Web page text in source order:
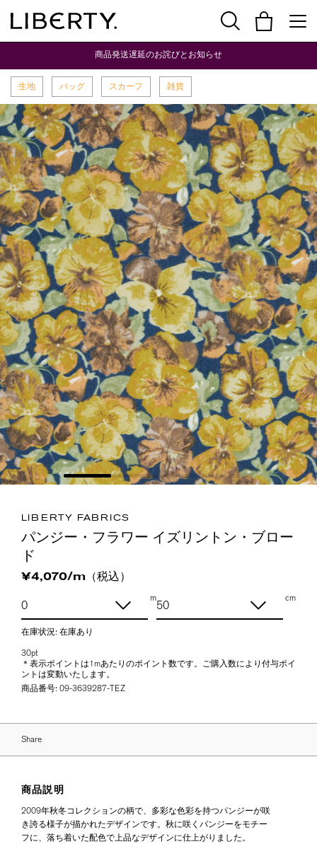
商品発送遅延のお詫びとお知らせ
生地 バッグ スカーフ 雑貨
LIBERTY FABRICS
パンジー・フラワー イズリントン・ブロー
ド
¥4,070/m（税込）
m cm
在庫状況: 在庫あり
30pt
＊表示ポイントは1mあたりのポイント数です。ご購入数により付与ポイ
ントは変動いたします。
商品番号: 09-3639287-TEZ
Share
商品説明
2009年秋冬コレクションの柄で、多彩な色彩を持つパンジーが咲
き誇る様子が描かれたデザインです。秋に咲くパンジーをモチー
フに、落ち着いた配色で上品なデザインに仕上がりました。